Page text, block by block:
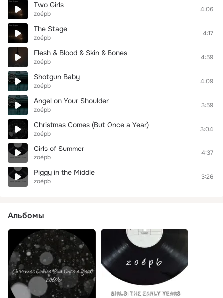
Two Girls
zoépb
4:06
The Stage
zoépb
4:17
Flesh & Blood & Skin & Bones
zoépb
4:59
Shotgun Baby
zoépb
4:09
Angel on Your Shoulder
zoépb
3:59
Christmas Comes (But Once a Year)
zoépb
3:04
Girls of Summer
zoépb
4:37
Piggy in the Middle
zoépb
3:26
Альбомы